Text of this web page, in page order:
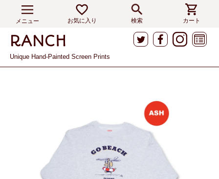
メニュー お気に入り 検索 カート
Unique Hand-Painted Screen Prints